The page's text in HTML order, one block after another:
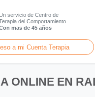
Un servicio de Centro de
del Comportamiento
mas de 45 años
a mi Cuenta Terapia
ONLINE EN